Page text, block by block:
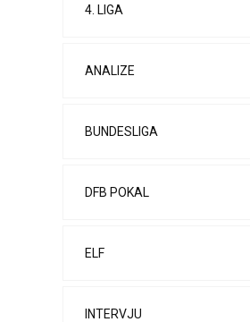
4. LIGA
ANALIZE
BUNDESLIGA
DFB POKAL
ELF
INTERVJU